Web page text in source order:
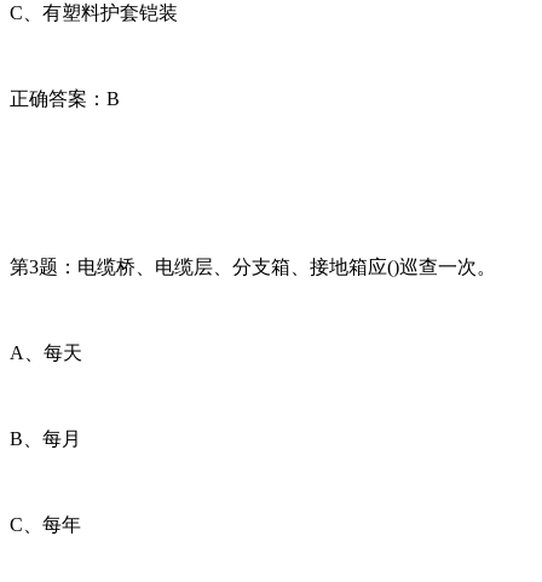
C、有塑料护套铠装
正确答案：B
第3题：电缆桥、电缆层、分支箱、接地箱应()巡查一次。
A、每天
B、每月
C、每年